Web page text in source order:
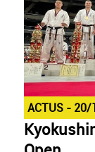
ACTUS 20/